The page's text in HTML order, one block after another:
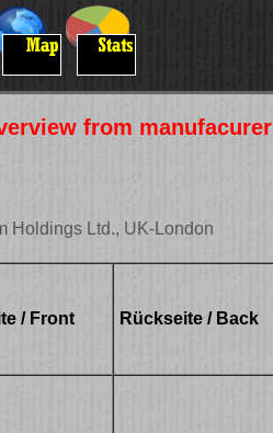
from manufacurer
Holdings Ltd., UK-London
/ Front Rückseite / Back